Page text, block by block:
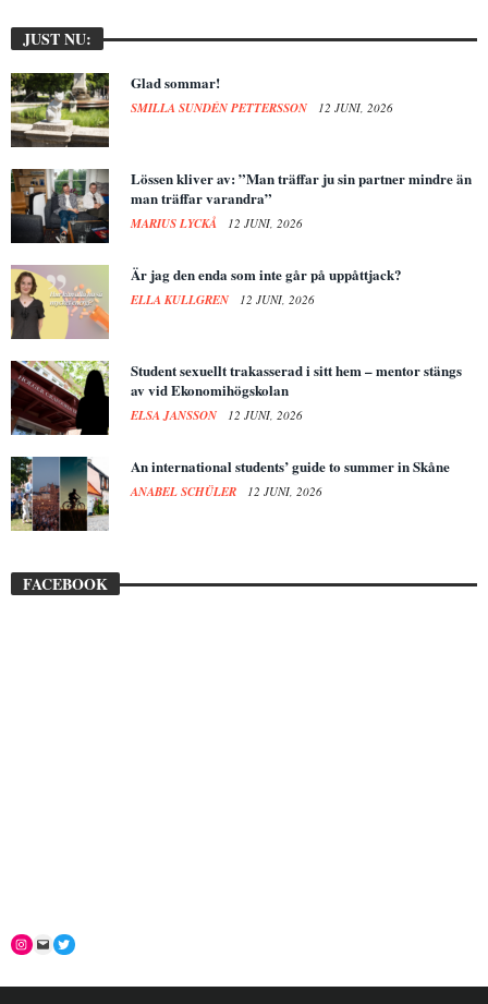
JUST NU:
Glad sommar!
SMILLA SUNDÉN PETTERSSON 12 JUNI, 2026
Lössen kliver av: ”Man träffar ju sin partner mindre än
man träffar varandra”
MARIUS LYCKÅ 12 JUNI, 2026
Är jag den enda som inte går på uppåttjack?
ELLA KULLGREN 12 JUNI, 2026
Student sexuellt trakasserad i sitt hem – mentor stängs
av vid Ekonomihögskolan
ELSA JANSSON 12 JUNI, 2026
An international students’ guide to summer in Skåne
ANABEL SCHÜLER 12 JUNI, 2026
FACEBOOK